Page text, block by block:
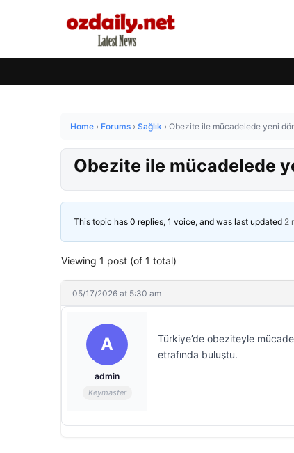
Home › Forums › Sağlık › Obezite ile mücadelede yeni
Obezite ile mücadelede
This topic has 0 replies, 1 voice, and was last updated 2
Viewing 1 post (of 1 total)
05/17/2026 at 5:30 am
A
admin
Keymaster
Türkiye’de obeziteyle
etrafında buluştu.